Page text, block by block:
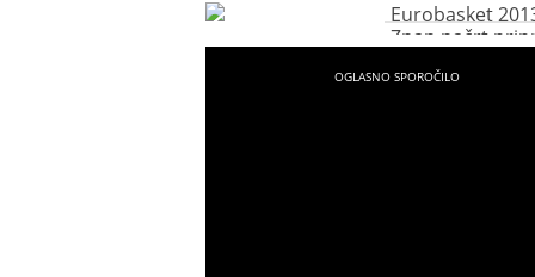
Eurobasket
Znan načrt
sponzor